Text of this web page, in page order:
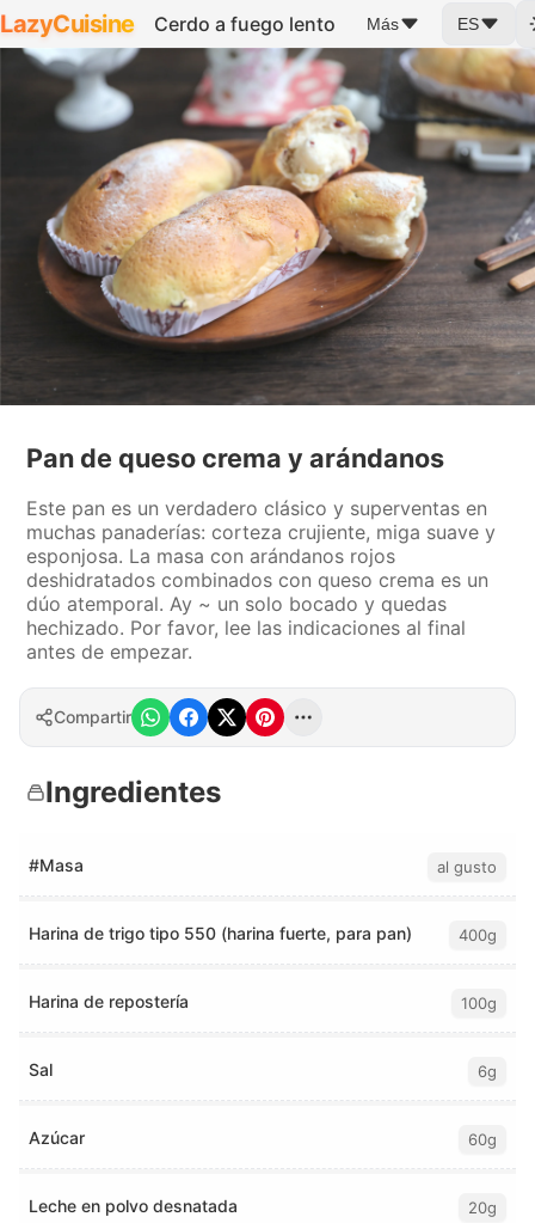
LazyCuisine Cerdo a fuego lento Más ES
Pan de queso crema y arándanos
Este pan es un verdadero clásico y superventas en
muchas panaderías: corteza crujiente, miga suave y
esponjosa. La masa con arándanos rojos
deshidratados combinados con queso crema es un
dúo atemporal. Ay ~ un solo bocado y quedas
hechizado. Por favor, lee las indicaciones al final
antes de empezar.
Compartir
Ingredientes
#Masa al gusto
Harina de trigo tipo 550 (harina fuerte, para pan) 400g
Harina de repostería 100g
Sal 6g
Azúcar 60g
Leche en polvo desnatada 20g